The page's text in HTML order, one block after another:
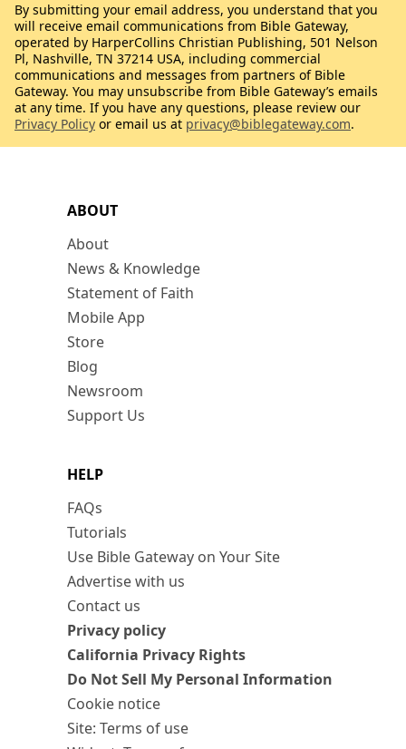
ABOUT
About
News & Knowledge
Statement of Faith
Mobile App
Store
Blog
Newsroom
Support Us
HELP
FAQs
Tutorials
Use Bible Gateway on Your Site
Advertise with us
Contact us
Privacy policy
California Privacy Rights
Do Not Sell My Personal Information
Cookie notice
Site: Terms of use
By submitting your email address, you understand that you
will receive email communications from Bible Gateway,
operated by HarperCollins Christian Publishing, 501 Nelson
Pl, Nashville, TN 37214 USA, including commercial
communications and messages from partners of Bible
Gateway. You may unsubscribe from Bible Gateway’s emails
at any time. If you have any questions, please review our
Privacy Policy or email us at privacy@biblegateway.com.